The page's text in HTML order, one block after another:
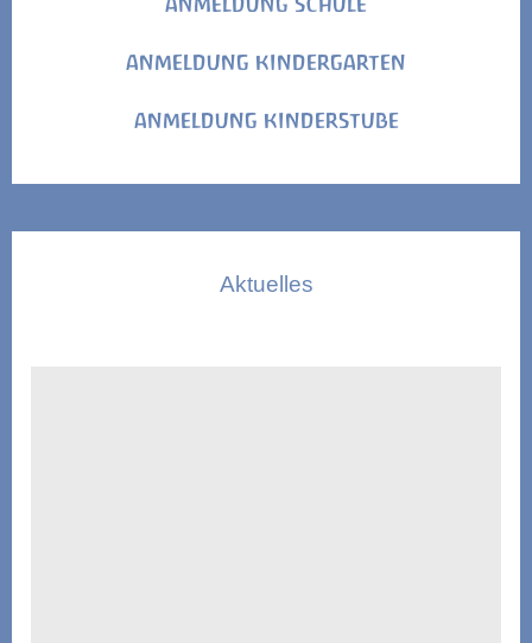
ANMELDUNG SCHULE
ANMELDUNG KINDERGARTEN
ANMELDUNG KINDERSTUBE
Aktuelles